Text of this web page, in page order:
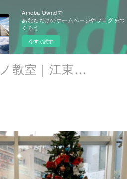
Ameba Owndで
あなただけのホームページやブログをつ
くろう
今すぐ試す
ステラピアノ教室｜江東区 門前仲町駅